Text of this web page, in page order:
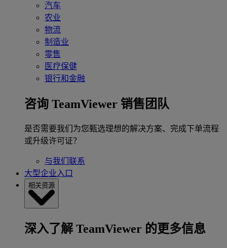
汽车
农业
物流
制造业
零售
医疗保健
银行和金融
咨询 TeamViewer 销售团队
是否需要我们为您甄选理想的解决方案、完成下单流程
或升级许可证？
与我们联系
大型企业入口
相关资源
深入了解 TeamViewer 的更多信息